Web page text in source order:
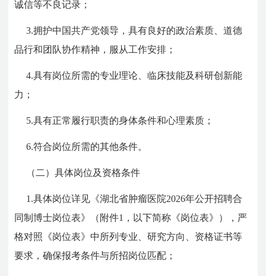
诚信等不良记录；
3.拥护中国共产党领导，具有良好的政治素质、道德
品行和团队协作精神，服从工作安排；
4.具有岗位所需的专业理论、临床技能及科研创新能
力；
5.具有正常履行职责的身体条件和心理素质；
6.符合岗位所需的其他条件。
（二）具体岗位及资格条件
1.具体岗位详见《湖北省肿瘤医院2026年公开招聘合
同制博士岗位表》（附件1，以下简称《岗位表》），严
格对照《岗位表》中所列专业、研究方向、资格证书等
要求，确保报考条件与所招岗位匹配；